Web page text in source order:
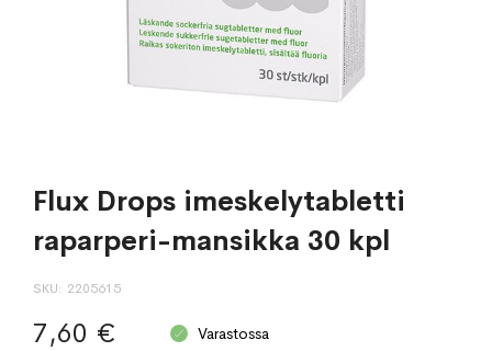
Flux Drops imeskelytabletti
raparperi-mansikka 30 kpl
SKU 2205615
7,60 € Varastossa